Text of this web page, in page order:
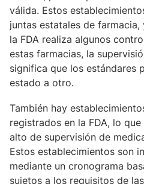
válida. Estos
juntas estatales de
la FDA realiza algunos
estas farmacias, la
significa que los estándares
estado a otro.
También hay
registrados en la FDA, lo
alto de supervisión de
Estos establecimientos son
mediante un cronograma
sujetos a los requisitos de las